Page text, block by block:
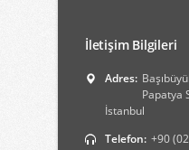
İletişim Bilgileri
Adres:
Papatya
İstanbul
Telefon: +90